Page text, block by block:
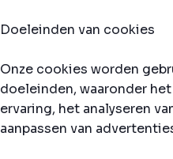
Doeleinden van cookies
Onze cookies worden
doeleinden, waaronder
ervaring, het analyseren
aanpassen van